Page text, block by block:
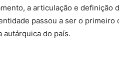
a articulação e definição
passou a ser o primeiro
do país.